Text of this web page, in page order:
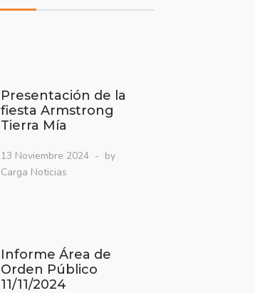
Presentación de la
fiesta Armstrong
Tierra Mía
13 Noviembre 2024
by
Carga Noticias
Informe Área de
Orden Público
11/11/2024